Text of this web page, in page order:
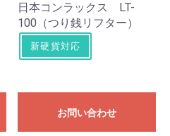
日本コンラックス LT-
100（つり銭リフター）
新硬貨対応
お問い合わせ